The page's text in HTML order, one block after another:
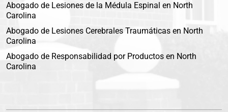
Abogado de Lesiones de la Médula Espinal en North
Carolina
Abogado de Lesiones Cerebrales Traumáticas en North
Carolina
Abogado de Responsabilidad por Productos en North
Carolina